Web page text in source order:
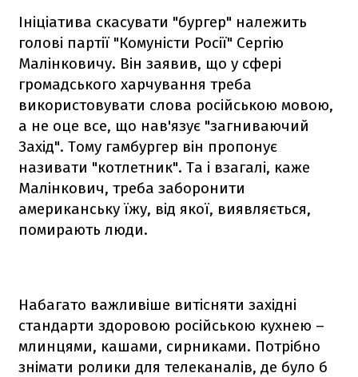
Ініціатива скасувати "бургер" належить
голові партії "Комуністи Росії" Сергію
Малінковичу. Він заявив, що у сфері
громадського харчування треба
використовувати слова російською мовою,
а не оце все, що нав'язує "загниваючий
Захід". Тому гамбургер він пропонує
називати "котлетник". Та і взагалі, каже
Малінкович, треба заборонити
американську їжу, від якої, виявляється,
помирають люди.
Набагато важливіше витісняти західні
стандарти здоровою російською кухнею –
млинцями, кашами, сирниками. Потрібно
знімати ролики для телеканалів, де було б